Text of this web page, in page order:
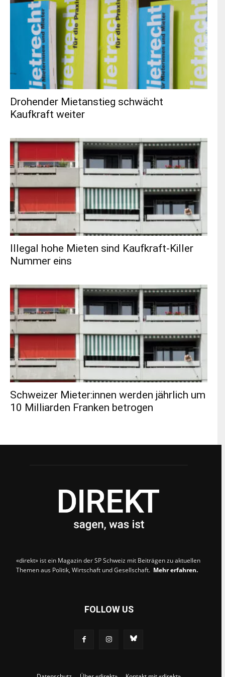
Drohender Mietanstieg schwächt
Kaufkraft weiter
Illegal hohe Mieten sind Kaufkraft-Killer
Nummer eins
Schweizer Mieter:innen werden jährlich um
10 Milliarden Franken betrogen
«direkt» ist ein Magazin der SP Schweiz mit Beiträgen zu aktuellen
Themen aus Politik, Wirtschaft und Gesellschaft. Mehr erfahren.
FOLLOW US
ABONNIEREN